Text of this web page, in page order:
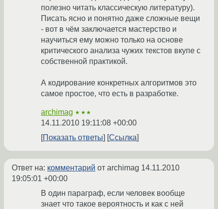
полезно читать классическую литературу).
Писать ясно и понятно даже сложные вещи
- вот в чём заключается мастерство и
научиться ему можно только на основе
критического анализа чужих текстов вкупе с
собственной практикой.
А кодирование конкретных алгоритмов это
самое простое, что есть в разработке.
archimag ★★★
14.11.2010 19:11:08 +00:00
Показать ответы
Ссылка
Ответ на: комментарий от archimag 14.11.2010
19:05:01 +00:00
В один параграф, если человек вообще
знает что такое вероятность и как с ней